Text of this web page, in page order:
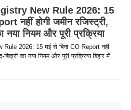
New Rule 2026: 15
नहीं होगी जमीन रजिस्ट्री,
नया नियम और पूरी प्रक्रिया
2026: 15 मई से बिना CO Report नहीं
बिक्री का नया नियम और पूरी प्रक्रिया बिहार में